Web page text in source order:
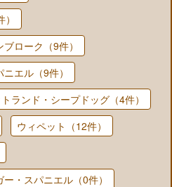
ローク（9件）
エル（9件）
ランド・シープドッグ（4件）
ウィペット（12件）
・スパニエル（0件）